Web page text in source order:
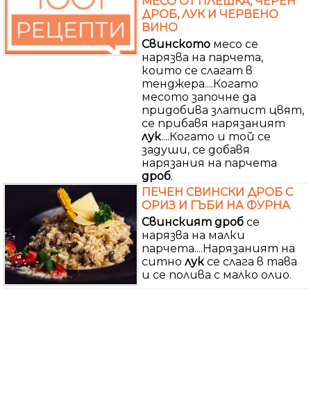
ДРОБ, ЛУК И ЧЕРВЕНО
ВИНО
Свинското месо се
нарязва на парчета,
които се слагат в
тенджера....Когато
месото започне да
придобива златист цвят,
се прибавя нарязаният
лук....Когато и той се
задуши, се добавя
нарязания на парчета
дроб.
ПЕЧЕН СВИНСКИ ДРОБ С
ОРИЗ И ГЪБИ НА ФУРНА
Свинският дроб се
нарязва на малки
парчета....Нарязаният на
ситно лук се слага в тава
и се полива с малко олио.